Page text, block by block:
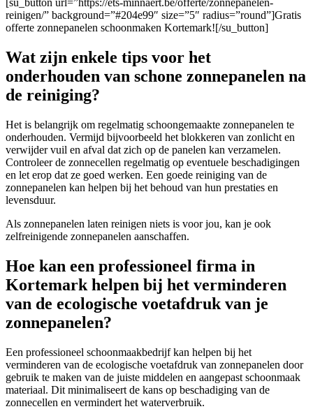
[su_button url=”https://ets-minnaert.be/offerte/zonnepanelen-
reinigen/” background=”#204e99″ size=”5″ radius=”round”]Gratis
offerte zonnepanelen schoonmaken Kortemark![/su_button]
Wat zijn enkele tips voor het
onderhouden van schone zonnepanelen na
de reiniging?
Het is belangrijk om regelmatig schoongemaakte zonnepanelen te
onderhouden. Vermijd bijvoorbeeld het blokkeren van zonlicht en
verwijder vuil en afval dat zich op de panelen kan verzamelen.
Controleer de zonnecellen regelmatig op eventuele beschadigingen
en let erop dat ze goed werken. Een goede reiniging van de
zonnepanelen kan helpen bij het behoud van hun prestaties en
levensduur.
Als zonnepanelen laten reinigen niets is voor jou, kan je ook
zelfreinigende zonnepanelen aanschaffen.
Hoe kan een professioneel firma in
Kortemark helpen bij het verminderen
van de ecologische voetafdruk van je
zonnepanelen?
Een professioneel schoonmaakbedrijf kan helpen bij het
verminderen van de ecologische voetafdruk van zonnepanelen door
gebruik te maken van de juiste middelen en aangepast schoonmaak
materiaal. Dit minimaliseert de kans op beschadiging van de
zonnecellen en vermindert het waterverbruik.